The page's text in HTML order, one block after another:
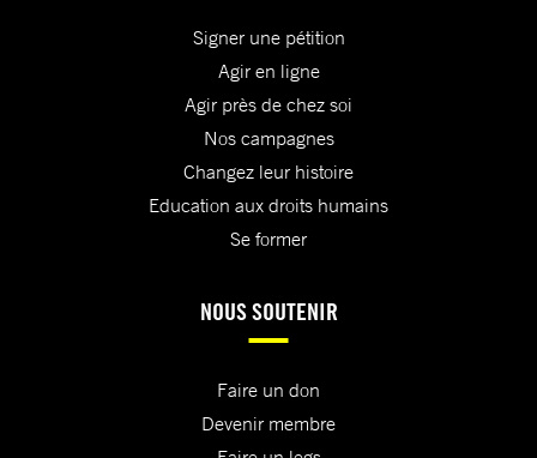
Signer une pétition
Agir en ligne
Agir près de chez soi
Nos campagnes
Changez leur histoire
Education aux droits humains
Se former
NOUS SOUTENIR
Faire un don
Devenir membre